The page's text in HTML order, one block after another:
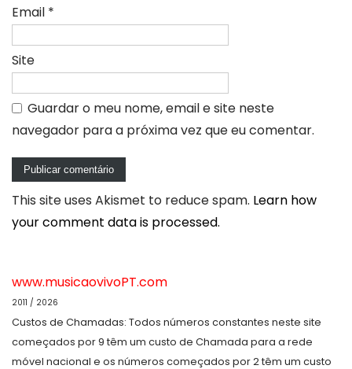
Email *
Site
Guardar o meu nome, email e site neste
navegador para a próxima vez que eu comentar.
This site uses Akismet to reduce spam. Learn how
your comment data is processed.
www.musicaovivoPT.com
2011 / 2026
Custos de Chamadas: Todos números constantes neste site
começados por 9 têm um custo de Chamada para a rede
móvel nacional e os números começados por 2 têm um custo